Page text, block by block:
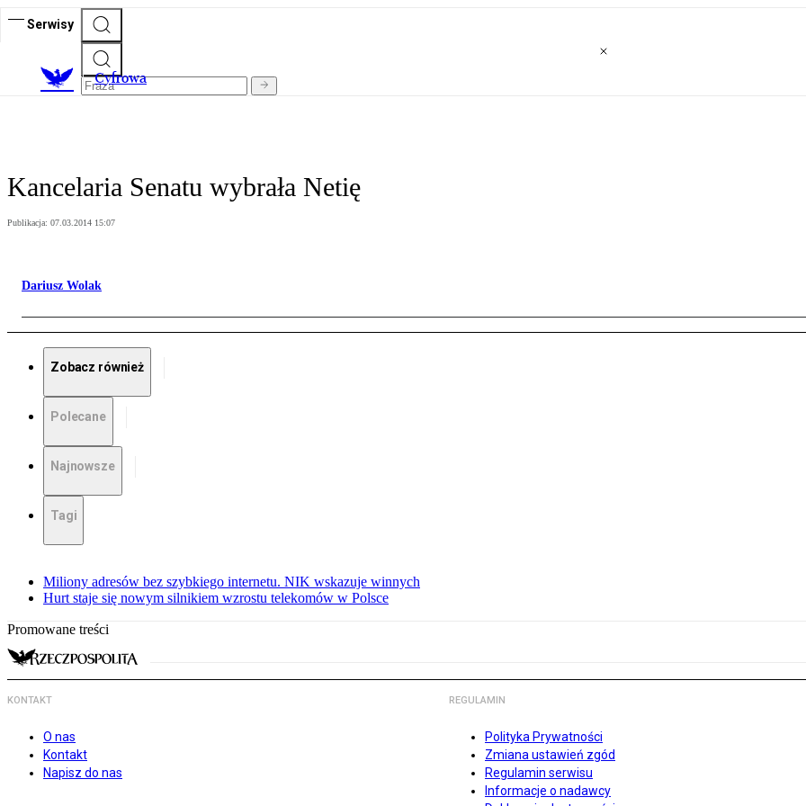
Serwisy
Cyfrowa
Kancelaria Senatu wybrała Netię
Publikacja: 07.03.2014 15:07
Dariusz Wolak
Zobacz również
Polecane
Najnowsze
Tagi
Miliony adresów bez szybkiego internetu. NIK wskazuje winnych
Hurt staje się nowym silnikiem wzrostu telekomów w Polsce
Promowane treści
KONTAKT
O nas
Kontakt
Napisz do nas
REGULAMIN
Polityka Prywatności
Zmiana ustawień zgód
Regulamin serwisu
Informacje o nadawcy